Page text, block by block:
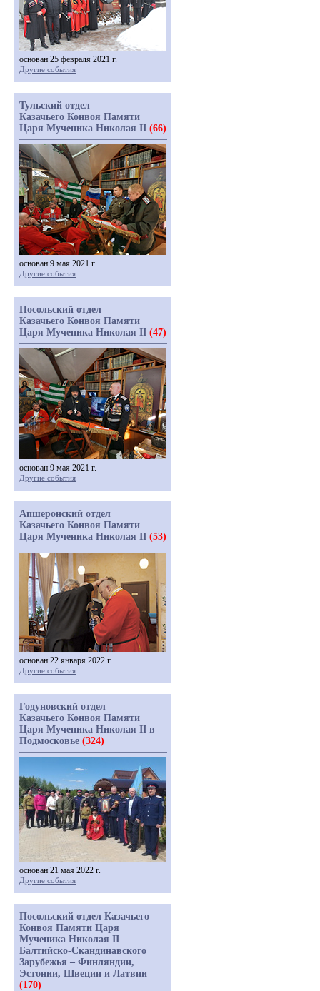
основан 25 февраля 2021 г.
Другие события
Тульский отдел
Казачьего Конвоя Памяти
Царя Мученика Николая II (66)
основан 9 мая 2021 г.
Другие события
Посольский отдел
Казачьего Конвоя Памяти
Царя Мученика Николая II (47)
основан 9 мая 2021 г.
Другие события
Апшеронский отдел
Казачьего Конвоя Памяти
Царя Мученика Николая II (53)
основан 22 января 2022 г.
Другие события
Годуновский отдел
Казачьего Конвоя Памяти
Царя Мученика Николая II в
Подмосковье (324)
основан 21 мая 2022 г.
Другие события
Посольский отдел Казачьего
Конвоя Памяти Царя
Мученика Николая II
Балтийско-Скандинавского
Зарубежья – Финляндии,
Эстонии, Швеции и Латвии
(170)